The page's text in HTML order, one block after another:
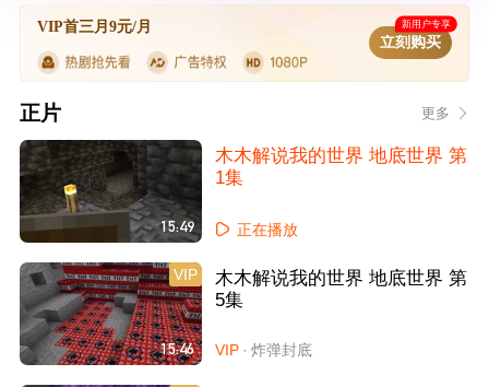
VIP首三月9元/月 新用户专享
立刻购买
正片 更多
15:49
木木解说我的世界 地底世界 第
1集
正在播放
15:46
VIP
木木解说我的世界 地底世界 第
5集
VIP · 炸弹封底